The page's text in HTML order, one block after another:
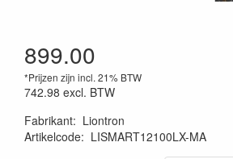
899.00
*Prijzen zijn incl. 21% BTW
742.98 excl. BTW
Fabrikant: Liontron
Artikelcode: LISMART12100LX-MA